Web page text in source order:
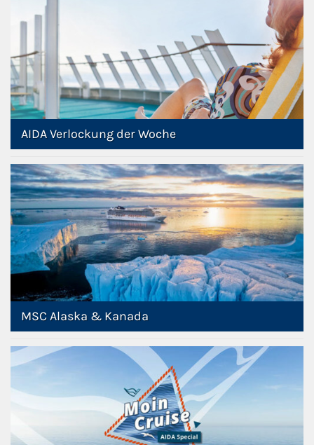
AIDA Verlockung der Woche
MSC Alaska & Kanada